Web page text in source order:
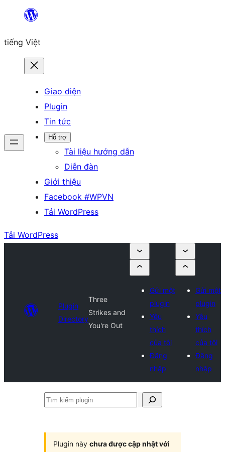
Chuyển
phần
tiếng Việt
Giao diện
Plugin
Tin tức
Hỗ trợ
Tài liệu hướng dẫn
Diễn đàn
Giới thiệu
Facebook #WPVN
Tải WordPress
Tải WordPress
Plugin
Directory
Three
Strikes and
You're Out
Gửi một
plugin
Yêu
thích
của tôi
Đăng
nhập
Gửi một
plugin
Yêu
thích
của tôi
Đăng
nhập
Tìm
Plugin này chưa được cập nhật với